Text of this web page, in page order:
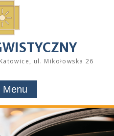
ul. Mikołowska 26
Menu